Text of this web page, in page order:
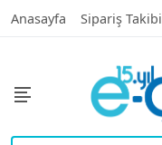
Anasayfa Sipariş Takibi